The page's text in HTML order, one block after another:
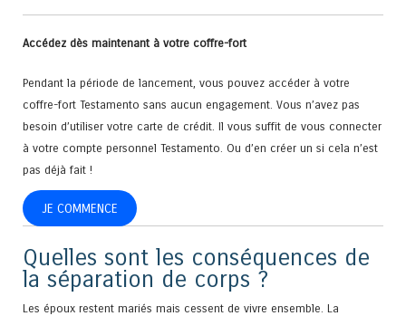
Accédez dès maintenant à votre coffre-fort
Pendant la période de lancement, vous pouvez accéder à votre
coffre-fort Testamento sans aucun engagement. Vous n’avez pas
besoin d’utiliser votre carte de crédit. Il vous suffit de vous connecter
à votre compte personnel Testamento. Ou d’en créer un si cela n’est
pas déjà fait !
JE COMMENCE
Quelles sont les conséquences de
la séparation de corps ?
Les époux restent mariés mais cessent de vivre ensemble. La